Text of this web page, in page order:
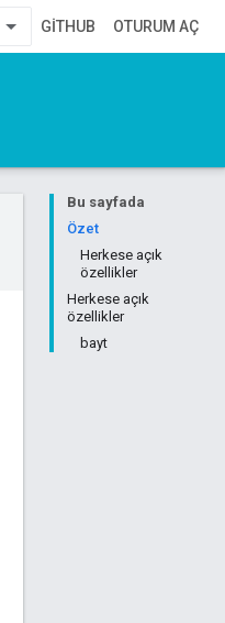
GITHUB OTURUM AÇ
Bu sayfada
Özet
Herkese açık
özellikler
Herkese açık
özellikler
bayt